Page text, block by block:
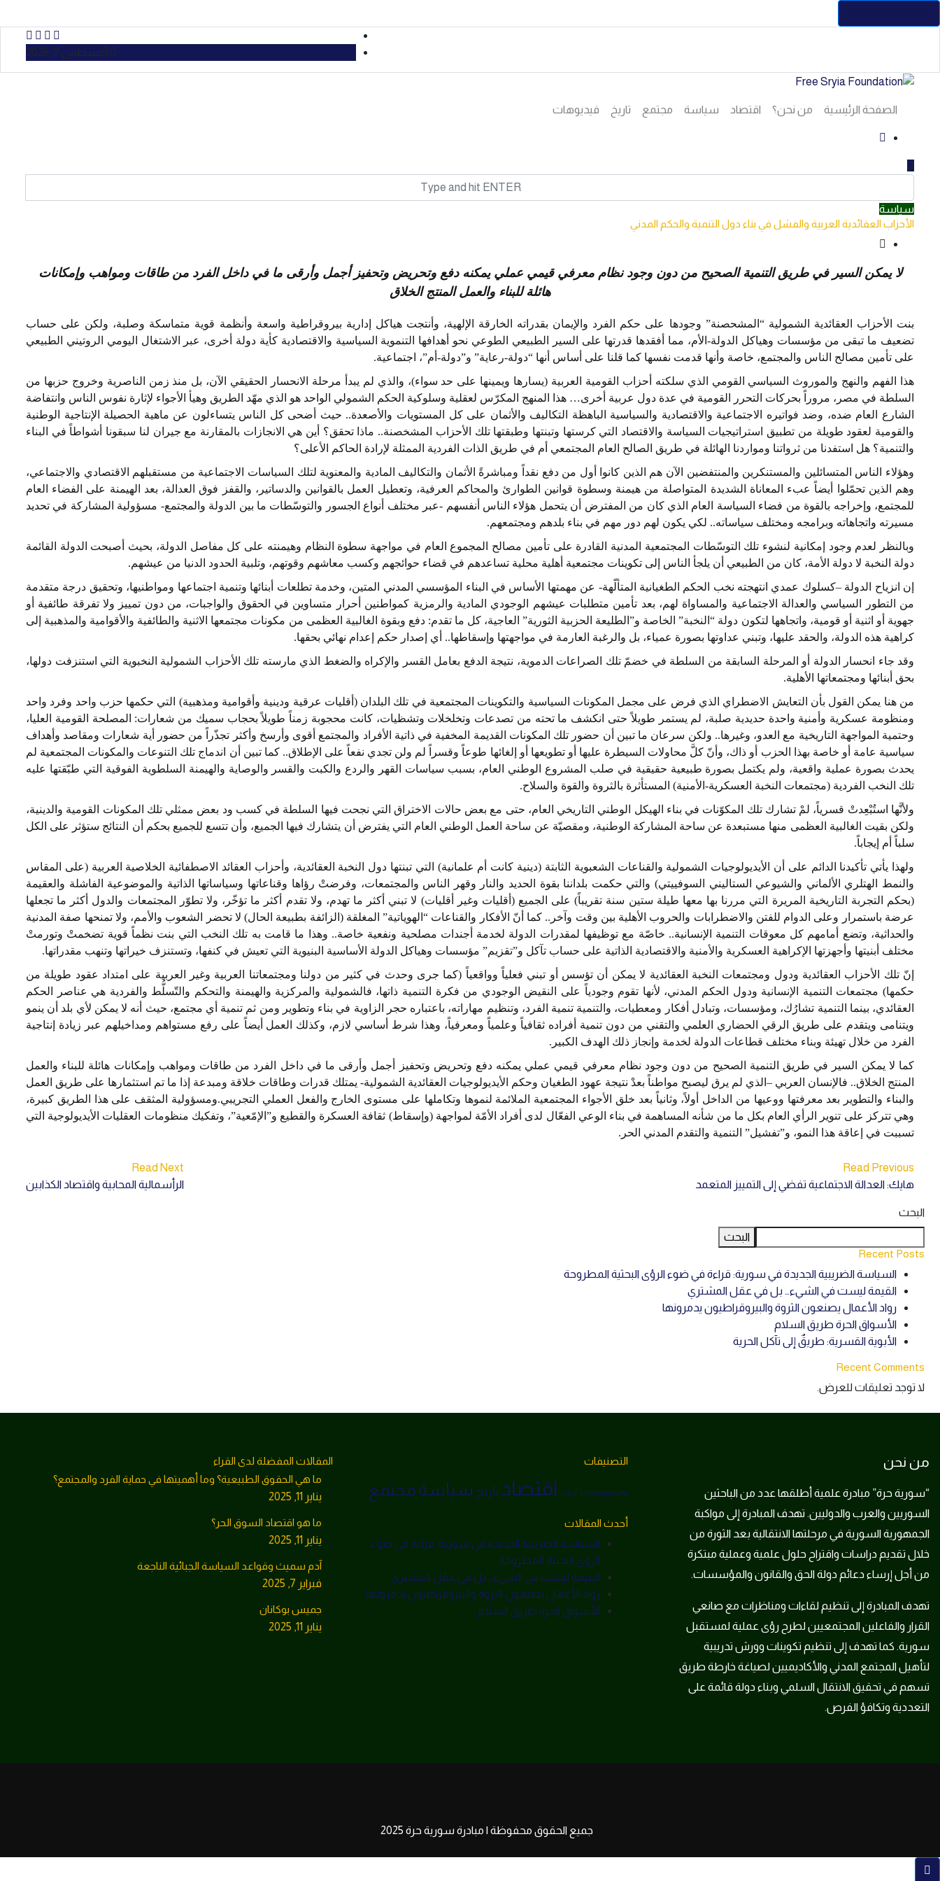
أغسطس 7, 2026
الصفحة الرئيسية من نحن؟ اقتصاد سياسة مجتمع تاريخ فيديوهات
سياسة
الأحزاب العقائدية العربية والفشل في بناء دول التنمية والحكم المدني
لا يمكن السير في طريق التنمية الصحيح من دون وجود نظام معرفي قيمي عملي يمكنه دفع وتحريض وتحفيز أجمل وأرقى ما في داخل الفرد من طاقات ومواهب وإمكانات
هائلة للبناء والعمل المنتج الخلاق
بنت الأحزاب العقائدية الشمولية “المشحصنة” وجودها على حكم الفرد والإيمان بقدراته الخارقة الإلهية، وأنتجت هياكل إدارية بيروقراطية واسعة وأنظمة قوية متماسكة وصلبة، ولكن على حساب
تضعيف ما تبقى من مؤسسات وهياكل الدولة-الأم، مما أفقدها قدرتها على السير الطبيعي الطوعي نحو أهدافها التنموية السياسية والاقتصادية كأية دولة أخرى، عبر الاشتغال اليومي الروتيني الطبيعي
على تأمين مصالح الناس والمجتمع، خاصة وأنها قدمت نفسها كما قلنا على أساس أنها “دولة-رعاية” و”دولة-أم”، اجتماعية.
هذا الفهم والنهج والموروث السياسي القومي الذي سلكته أحزاب القومية العربية (يسارها ويمينها على حد سواء)، والذي لم يبدأ مرحلة الانحسار الحقيقي الآن، بل منذ زمن الناصرية وخروج حزبها من
السلطة في مصر، مروراً بحركات التحرر القومية في عدة دول عربية أخرى… هذا المنهج المكرّس لعقلية وسلوكية الحكم الشمولي الواحد هو الذي مهّد الطريق وهيأ الأجواء لإثارة نفوس الناس وانتفاضة
الشارع العام ضده، وضد فواتيره الاجتماعية والاقتصادية والسياسية الباهظة التكاليف والأثمان على كل المستويات والأصعدة.. حيث أضحى كل الناس يتساءلون عن ماهية الحصيلة الإنتاجية الوطنية
والقومية لعقود طويلة من تطبيق استراتيجيات السياسة والاقتصاد التي كرستها وتبنتها وطبقتها تلك الأحزاب المشخصنة.. ماذا تحقق؟ أين هي الانجازات بالمقارنة مع جيران لنا سبقونا أشواطاً في البناء
والتنمية؟ هل استفدنا من ثرواتنا ومواردنا الهائلة في طريق الصالح العام المجتمعي أم في طريق الذات الفردية الممثلة لإرادة الحاكم الأعلى؟
وهؤلاء الناس المتسائلين والمستنكرين والمنتفضين الآن هم الذين كانوا أول من دفع نقداً ومباشرةً الأثمان والتكاليف المادية والمعنوية لتلك السياسات الاجتماعية من مستقبلهم الاقتصادي والاجتماعي،
وهم الذين تحمّلوا أيضاً عبء المعاناة الشديدة المتواصلة من هيمنة وسطوة قوانين الطوارئ والمحاكم العرفية، وتعطيل العمل بالقوانين والدساتير، والقفز فوق العدالة، بعد الهيمنة على الفضاء العام
للمجتمع، وإخراجه بالقوة من فضاء السياسة العام الذي كان من المفترض أن يتحمل هؤلاء الناس أنفسهم -عبر مختلف أنواع الجسور والتوسّطات ما بين الدولة والمجتمع- مسؤولية المشاركة في تحديد
مسيرته واتجاهاته وبرامجه ومختلف سياساته.. لكي يكون لهم دور مهم في بناء بلدهم ومجتمعهم.
وبالنظر لعدم وجود إمكانية لنشوء تلك التوسّطات المجتمعية المدنية القادرة على تأمين مصالح المجموع العام في مواجهة سطوة النظام وهيمنته على كل مفاصل الدولة، بحيث أصبحت الدولة القائمة
دولة النخبة لا دولة الأمة، كان من الطبيعي أن يلجأ الناس إلى تكوينات مجتمعية أهلية محلية تساعدهم في قضاء حوائجهم وكسب معاشهم وقوتهم، وتلبية الحدود الدنيا من عيشهم.
إن انزياح الدولة –كسلوك عمدي انتهجته نخب الحكم الطغيانية المتألّهة- عن مهمتها الأساس في البناء المؤسسي المدني المتين، وخدمة تطلعات أبنائها وتنمية اجتماعها ومواطنيها، وتحقيق درجة متقدمة
من التطور السياسي والعدالة الاجتماعية والمساواة لهم، بعد تأمين متطلبات عيشهم الوجودي المادية والرمزية كمواطنين أحرار متساوين في الحقوق والواجبات، من دون تمييز ولا تفرقة طائفية أو
جهوية أو اثنية أو قومية، واتجاهها لتكون دولة “النخبة” الخاصة و”الطليعة الحزبية الثورية” العاجية، كل ما تقدم: دفع وبقوة الغالبية العظمى من مكونات مجتمعها الاثنية والطائفية والأقوامية والمذهبية إلى
كراهية هذه الدولة، والحقد عليها، وتبني عداوتها بصورة عمياء، بل والرغبة العارمة في مواجهتها وإسقاطها.. أي إصدار حكم إعدام نهائي بحقها.
وقد جاء انحسار الدولة أو المرحلة السابقة من السلطة في خضمّ تلك الصراعات الدموية، نتيجة الدفع بعامل القسر والإكراه والضغط الذي مارسته تلك الأحزاب الشمولية النخبوية التي استنزفت دولها،
بحق أبنائها ومجتمعاتها الأهلية.
من هنا يمكن القول بأن التعايش الاضطراي الذي فرض على مجمل المكونات السياسية والتكوينات المجتمعية في تلك البلدان (أقليات عرقية ودينية وأقوامية ومذهبية) التي حكمها حزب واحد وفرد واحد
ومنظومة عسكرية وأمنية واحدة حديدية صلبة، لم يستمر طويلاً حتى انكشف ما تحته من تصدعات وتخلخلات وتشظيات، كانت محجوبة زمناً طويلاً بحجاب سميك من شعارات: المصلحة القومية العليا،
وحتمية المواجهة التاريخية مع العدو، وغيرها.. ولكن سرعان ما تبين أن حضور تلك المكونات القديمة المخفية في ذاتية الأفراد والمجتمع أقوى وأرسخ وأكثر تجذّراً من حضور أية شعارات ومقاصد وأهداف
سياسية عامة أو خاصة بهذا الحزب أو ذاك، وأنّ كلَّ محاولات السيطرة عليها أو تطويعها أو إلغائها طوعاً وقسراً لم ولن تجدي نفعاً على الإطلاق.. كما تبين أن اندماج تلك التنوعات والمكونات المجتمعية لم
يحدث بصورة عملية واقعية، ولم يكتمل بصورة طبيعية حقيقية في صلب المشروع الوطني العام، بسبب سياسات القهر والردع والكبت والقسر والوصاية والهيمنة السلطوية الفوقية التي طبّقتها عليه
تلك النخب الفردية (مجتمعات النخبة العسكرية-الأمنية) المستأثرة بالثروة والقوة والسلاح.
ولأنَّها استُبْعِدتْ قسرياً، لمْ تشارك تلك المكوّنات في بناء الهيكل الوطني التاريخي العام، حتى مع بعض حالات الاختراق التي نجحت فيها السلطة في كسب ود بعض ممثلي تلك المكونات القومية والدينية،
ولكن بقيت الغالبية العظمى منها مستبعدة عن ساحة المشاركة الوطنية، ومقصيّة عن ساحة العمل الوطني العام التي يفترض أن يتشارك فيها الجميع، وأن تتسع للجميع بحكم أن النتائج ستؤثر على الكل
سلباً أم إيجاباً.
ولهذا يأتي تأكيدنا الدائم على أن الأيديولوجيات الشمولية والقناعات الشعبوية الثابتة (دينية كانت أم علمانية) التي تبنتها دول النخبة العقائدية، وأحزاب العقائد الاصطفائية الخلاصية العربية (على المقاس
والنمط الهتلري الألماني والشيوعي الستاليني السوفييتي) والتي حكمت بلداننا بقوة الحديد والنار وقهر الناس والمجتمعات، وفرضتْ رؤاها وقناعاتها وسياساتها الذاتية والموضوعية الفاشلة والعقيمة
(بحكم التجربة التاريخية المريرة التي مررنا بها معها طيلة ستين سنة تقريباً) على الجميع (أقليات وغير أقليات) لا تبني أكثر ما تهدم، ولا تقدم أكثر ما تؤخّر، ولا تطوّر المجتمعات والدول أكثر ما تجعلها
عرضة باستمرار وعلى الدوام للفتن والاضطرابات والحروب الأهلية بين وقت وآخر.. كما أنّ الأفكار والقناعات “الهوياتية” المغلقة (الزائفة بطبيعة الحال) لا تحضر الشعوب والأمم، ولا تمنحها صفة المدنية
والحداثية، وتضع أمامهم كل معوقات التنمية الإنسانية.. خاصّة مع توظيفها لمقدرات الدولة لخدمة أجندات مصلحية ونفعية خاصة.. وهذا ما قامت به تلك النخب التي بنت نظماً قوية تضخمتْ وتورمتْ
مختلف أبنيتها وأجهزتها الإكراهية العسكرية والأمنية والاقتصادية الذاتية على حساب تآكل و”تقزيم” مؤسسات وهياكل الدولة الأساسية البنيوية التي تعيش في كنفها، وتستنزف خيراتها وتنهب مقدراتها.
إنّ تلك الأحزاب العقائدية ودول ومجتمعات النخبة العقائدية لا يمكن أن تؤسس أو تبني فعلياً وواقعياً (كما جرى وحدث في كثير من دولنا ومجتمعاتنا العربية وغير العربية على امتداد عقود طويلة من
حكمها) مجتمعات التنمية الإنسانية ودول الحكم المدني، لأنها تقوم وجودياً على النقيض الوجودي من فكرة التنمية ذاتها، فالشمولية والمركزية والهيمنة والتحكم والتّسلُّط والفردية هي عناصر الحكم
العقائدي، بينما التنمية تشارُك، ومؤسسات، وتبادل أفكار ومعطيات، والتنمية تنمية الفرد، وتنظيم مهاراته، باعتباره حجر الزاوية في بناء وتطوير ومن ثم تنمية أي مجتمع، حيث أنه لا يمكن لأي بلد أن ينمو
ويتنامى ويتقدم على طريق الرقي الحضاري العلمي والتقني من دون تنمية أفراده ثقافياً وعلمياً ومعرفياً، وهذا شرط أساسي لازم، وكذلك العمل أيضاً على رفع مستواهم ومداخيلهم عبر زيادة إنتاجية
الفرد من خلال تهيئة وبناء مختلف قطاعات الدولة لخدمة وإنجاز ذلك الهدف الكبير.
كما لا يمكن السير في طريق التنمية الصحيح من دون وجود نظام معرفي قيمي عملي يمكنه دفع وتحريض وتحفيز أجمل وأرقى ما في داخل الفرد من طاقات ومواهب وإمكانات هائلة للبناء والعمل
المنتج الخلاق.. فالإنسان العربي –الذي لم يرق ليصبح مواطناً بعدْ نتيجة عهود الطغيان وحكم الأيديولوجيات العقائدية الشمولية- يمتلك قدرات وطاقات خلاقة ومبدعة إذا ما تم استثمارها على طريق العمل
والبناء والتطوير بعد معرفتها ووعيها من الداخل أولاً، وثانياً بعد خلق الأجواء المجتمعية الملائمة لنموها وتكاملها على مستوى الخارج والفعل العملي التجريبي.ومسؤولية المثقف على هذا الطريق كبيرة،
وهي تتركز على تنوير الرأي العام بكل ما من شأنه المساهمة في بناء الوعي الفعّال لدى أفراد الأمّة لمواجهة (وإسقاط) ثقافة العسكرة والقطيع و”الإمّعية”، وتفكيك منظومات العقليات الأيديولوجية التي
تسببت في إعاقة هذا النمو، و”تفشيل” التنمية والتقدم المدني الحر.
Read Previous
هايك: العدالة الاجتماعية تفضي إلى التمييز المتعمد
Read Next
الرأسمالية المحابية واقتصاد الكذابين
البحث
البحث
Recent Posts
السياسة الضريبية الجديدة في سورية: قراءة في ضوء الرؤى البحثية المطروحة
القيمة ليست في الشيء… بل في عقل المشتري
رواد الأعمال يصنعون الثروة والبيروقراطيون يدمرونها
الأسواق الحرة طريق السلام
الأبوية القسرية: طريقٌ إلى تآكل الحرية
Recent Comments
لا توجد تعليقات للعرض.
من نحن
“سورية حرة” مبادرة علمية أطلقها عدد من الباحثين
السوريين والعرب والدوليين. تهدف المبادرة إلى مواكبة
الجمهورية السورية في مرحلتها الانتقالية بعد الثورة من
خلال تقديم دراسات واقتراح حلول علمية وعملية مبتكرة
من أجل إرساء دعائم دولة الحق والقانون والمؤسسات.
تهدف المبادرة إلى تنظيم لقاءات ومناظرات مع صانعي
القرار والفاعلين المجتمعيين لطرح رؤى عملية لمستقبل
سورية. كما تهدف إلى تنظيم تكوينات وورش تدريبية
لتأهيل المجتمع المدني والأكاديميين لصياغة خارطة طريق
تسهم في تحقيق الانتقال السلمي وبناء دولة قائمة على
التعددية وتكافؤ الفرص.
التصنيفات
Uncategorized أبحاث اقتصاد تاريخ سياسةمجتمع
أحدث المقالات
السياسة الضريبية الجديدة في سورية: قراءة في ضوء
الرؤى البحثية المطروحة
القيمة ليست في الشيء… بل في عقل المشتري
رواد الأعمال يصنعون الثروة والبيروقراطيون يدمرونها
الأسواق الحرة طريق السلام
المقالات المفضلة لدى القراء
ما هي الحقوق الطبيعية؟ وما أهميتها في حماية الفرد والمجتمع؟
يناير 11, 2025
ما هو اقتصاد السوق الحر؟
يناير 11, 2025
آدم سميث وقواعد السياسة الجبائية الناجعة
فبراير 7, 2025
جميس بوكانان
يناير 11, 2025
جميع الحقوق محفوظة | مبادرة سورية حرة 2025